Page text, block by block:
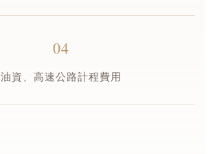
04
油資、高速公路計程費用